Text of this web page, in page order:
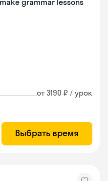
grammar lessons
от 3190 ₽ / урок
Выбрать время